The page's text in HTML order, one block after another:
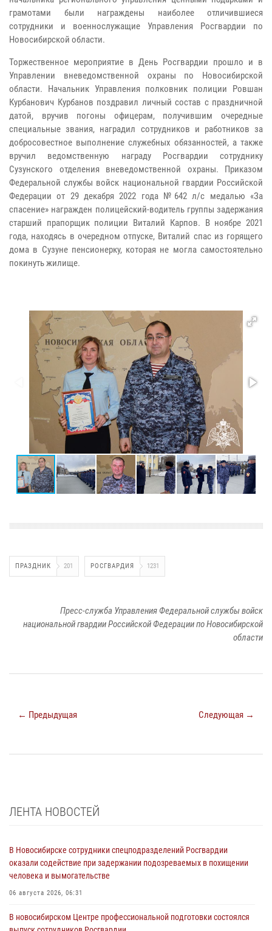
грамотами были награждены наиболее отличившиеся
сотрудники и военнослужащие Управления Росгвардии по
Новосибирской области.
Торжественное мероприятие в День Росгвардии прошло и в
Управлении вневедомственной охраны по Новосибирской
области. Начальник Управления полковник полиции Ровшан
Курбанович Курбанов поздравил личный состав с праздничной
датой, вручив погоны офицерам, получившим очередные
специальные звания, наградил сотрудников и работников за
добросовестное выполнение служебных обязанностей, а также
вручил ведомственную награду Росгвардии сотруднику
Сузунского отделения вневедомственной охраны. Приказом
Федеральной службы войск национальной гвардии Российской
Федерации от 29 декабря 2022 года №642 л/с медалью «За
спасение» награжден полицейский-водитель группы задержания
старший прапорщик полиции Виталий Карпов. В ноябре 2021
года, находясь в очередном отпуске, Виталий спас из горящего
дома в Сузуне пенсионерку, которая не могла самостоятельно
покинуть жилище.
ПРАЗДНИК 201 РОСГВАРДИЯ 1231
Пресс-служба Управления Федеральной службы войск
национальной гвардии Российской Федерации по Новосибирской
области
← Предыдущая Следующая →
ЛЕНТА НОВОСТЕЙ
В Новосибирске сотрудники спецподразделений Росгвардии
оказали содействие при задержании подозреваемых в похищении
человека и вымогательстве
06 августа 2026, 06:31
В новосибирском Центре профессиональной подготовки состоялся